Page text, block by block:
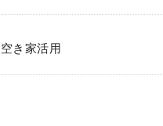
空き家活用